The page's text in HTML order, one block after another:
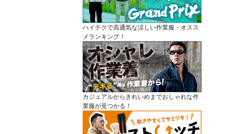
ハイテクで高通気な涼しい作業服・オスス
メランキング！
カジュアルからきれいめまでおしゃれな作
業服が見つかる！